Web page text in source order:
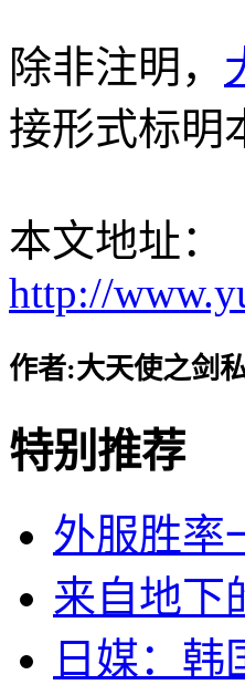
除非注明，
接形式标明
本文地址：
http://
作者:大天使之剑
特别推荐
外服胜率
来自地下
日媒：韩